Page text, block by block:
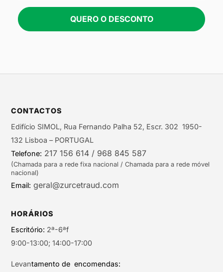
QUERO O DESCONTO
CONTACTOS
Edifício SIMOL, Rua Fernando Palha 52, Escr. 302 1950-
132 Lisboa – PORTUGAL
Telefone: 217 156 614 / 968 845 587
(Chamada para a rede fixa nacional / Chamada para a rede móvel
nacional)
Email: geral@zurcetraud.com
HORÁRIOS
Escritório: 2ª-6ªf
9:00-13:00; 14:00-17:00
Levantamento de encomendas: